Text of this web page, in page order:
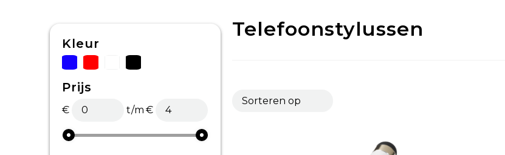
Kleur
Prijs
€ t/m €
Telefoonstylussen